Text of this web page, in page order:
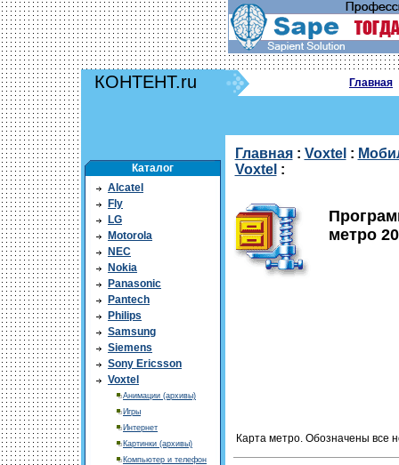
КОНТЕНТ.ru Главная
Каталог
Alcatel
Fly
LG
Motorola
NEC
Nokia
Panasonic
Pantech
Philips
Samsung
Siemens
Sony Ericsson
Voxtel
Анимации (архивы)
Игры
Интернет
Картинки (архивы)
Компьютер и телефон
Главная: Voxtel :
Voxtel :
метро
Карта метро. Обозначены все